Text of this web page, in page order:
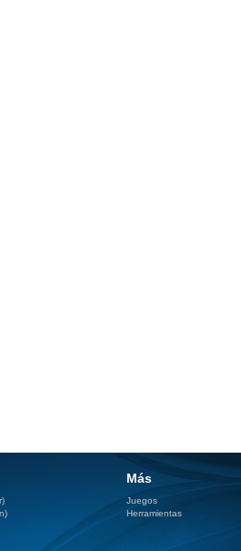
Más
Juegos
Herramientas